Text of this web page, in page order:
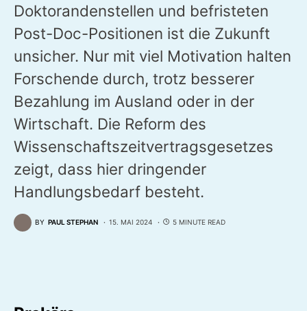
Doktorandenstellen und befristeten
Post-Doc-Positionen ist die Zukunft
unsicher. Nur mit viel Motivation halten
Forschende durch, trotz besserer
Bezahlung im Ausland oder in der
Wirtschaft. Die Reform des
Wissenschaftszeitvertragsgesetzes
zeigt, dass hier dringender
Handlungsbedarf besteht.
BY PAUL STEPHAN 15. MAI 2024 5 MINUTE READ